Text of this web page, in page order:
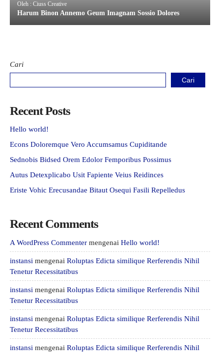
Oleh : Ciuss Creative
Harum Binon Annemo Geum Imagnam Sossio Dolores
Cari
Cari
Recent Posts
Hello world!
Econs Doloremque Vero Accumsamus Cupiditande
Sednobis Bidsed Orem Edolor Femporibus Possimus
Autus Detexplicabo Usit Fapiente Veius Reidinces
Eriste Vohic Erecusandae Bitaut Osequi Fasili Repelledus
Recent Comments
A WordPress Commenter mengenai Hello world!
instansi mengenai Roluptas Edicta similique Rerferendis Nihil
Tenetur Recessitatibus
instansi mengenai Roluptas Edicta similique Rerferendis Nihil
Tenetur Recessitatibus
instansi mengenai Roluptas Edicta similique Rerferendis Nihil
Tenetur Recessitatibus
instansi mengenai Roluptas Edicta similique Rerferendis Nihil